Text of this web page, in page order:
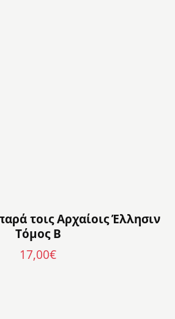
τοις Αρχαίοις Έλλησιν
Τόμος Β
17,00€